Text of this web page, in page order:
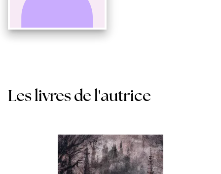
Les livres de l'autrice